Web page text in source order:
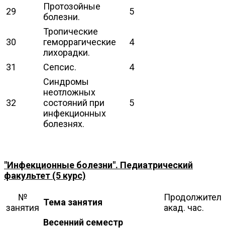
29
Протозойные
болезни.
5
30
Тропические
геморрагические
лихорадки.
4
31 Сепсис. 4
32
Синдромы
неотложных
состояний при
инфекционных
болезнях.
5
"Инфекционные болезни". Педиатрический
факультет (5 курс)
№
занятия
Тема занятия
акад. час.
Весенний семестр